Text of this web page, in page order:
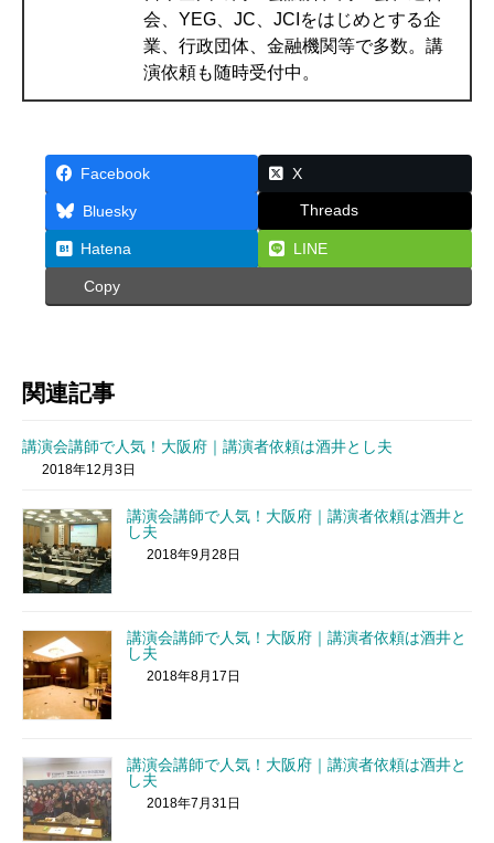
会、YEG、JC、JCIをはじめとする企
業、行政団体、金融機関等で多数。講
演依頼も随時受付中。
Facebook X
Bluesky Threads
Hatena LINE
Copy
関連記事
講演会講師で人気！大阪府｜講演者依頼は酒井とし夫
2018年12月3日
講演会講師で人気！大阪府｜講演者依頼は酒井と
し夫
2018年9月28日
講演会講師で人気！大阪府｜講演者依頼は酒井と
し夫
2018年8月17日
講演会講師で人気！大阪府｜講演者依頼は酒井と
し夫
2018年7月31日